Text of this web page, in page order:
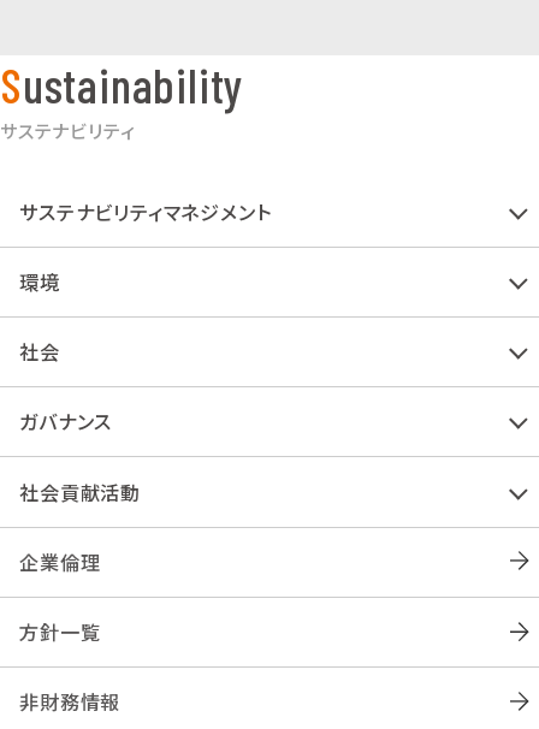
Sustainability
サステナビリティ
サステナビリティマネジメント
環境
社会
ガバナンス
社会貢献活動
企業倫理
方針一覧
非財務情報